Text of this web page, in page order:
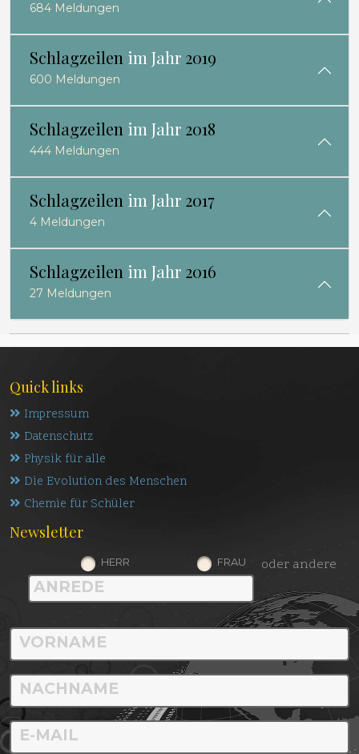
684 Meldungen
Schlagzeilen im Jahr 2019
600 Meldungen
Schlagzeilen im Jahr 2018
444 Meldungen
Schlagzeilen im Jahr 2017
4 Meldungen
Schlagzeilen im Jahr 2016
27 Meldungen
Quick links
Impressum
Datenschutz
Physik für alle
Die Evolution des Menschen
Chemie für Schüler
Newsletter
HERR FRAU oder andere